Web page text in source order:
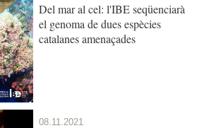
Del mar al cel: l'IBE seqüenciarà
el genoma de dues espècies
catalanes amenaçades
08.11.2021